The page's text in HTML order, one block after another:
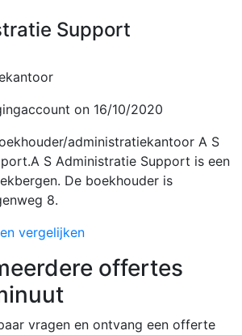
Support
on 16/10/2020
administratiekantoor A S
S Administratie Support is een
De boekhouder is
8.
vergelijken
offertes
vragen en ontvang een offerte